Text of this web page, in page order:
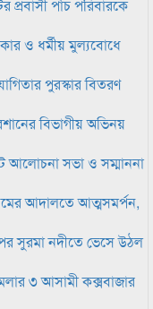
প্রবাসী পাঁচ পরিবারকে
ও ধর্মীয় মুল্যবোধে
পুরস্কার বিতরণ
বিভাগীয় অভিনয়
আলোচনা সভা ও সম্মাননা
আদালতে আত্মসমর্পন,
সুরমা নদীতে ভেসে উঠল
৩ আসামী কক্সবাজার